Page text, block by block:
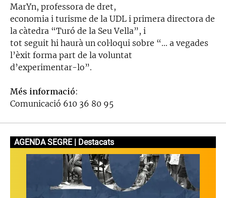
MarYn, professora de dret,
economia i turisme de la UDL i primera directora de
la càtedra “Turó de la Seu Vella”, i
tot seguit hi haurà un col·loqui sobre “... a vegades
l’èxit forma part de la voluntat
d’experimentar-lo”.
Més informació:
Comunicació 610 36 80 95
AGENDA SEGRE | Destacats